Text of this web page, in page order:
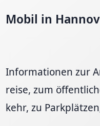
Mobil in
Informationen zur
reise, zum
kehr, zu